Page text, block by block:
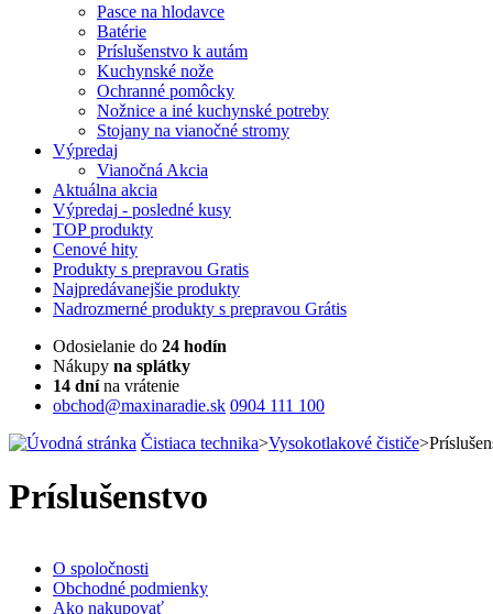
Pasce na hlodavce
Batérie
Príslušenstvo k autám
Kuchynské nože
Ochranné pomôcky
Nožnice a iné kuchynské potreby
Stojany na vianočné stromy
Výpredaj
Vianočná Akcia
Aktuálna akcia
Výpredaj - posledné kusy
TOPprodukty
Cenové hity
Produkty s prepravou Gratis
Najpredávanejšie produkty
Nadrozmerné produkty s prepravou Grátis
Odosielanie do 24 hodín
Nákupy na splátky
14 dnína vrátenie
obchod@maxinaradie.sk 0904 111 100
Čistiaca technika>Vysokotlakové čističe>
Príslušenstvo
O spoločnosti
Obchodné podmienky
Ako nakupovať